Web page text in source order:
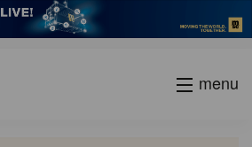
menu